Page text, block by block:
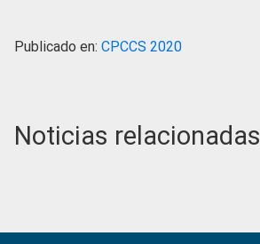
Publicado en: CPCCS 2020
Noticias relacionadas